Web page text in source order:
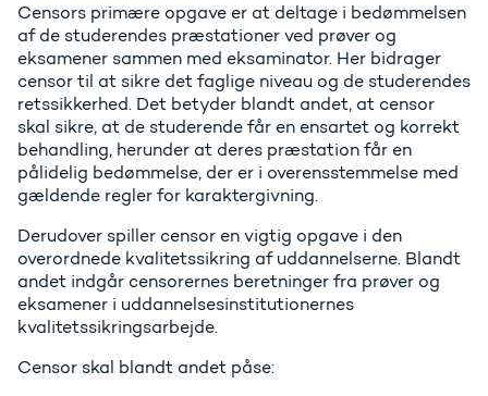
Censors primære opgave er at deltage i bedømmelsen
af de studerendes præstationer ved prøver og
eksamener sammen med eksaminator. Her bidrager
censor til at sikre det faglige niveau og de studerendes
retssikkerhed. Det betyder blandt andet, at censor
skal sikre, at de studerende får en ensartet og korrekt
behandling, herunder at deres præstation får en
pålidelig bedømmelse, der er i overensstemmelse med
gældende regler for karaktergivning.
Derudover spiller censor en vigtig opgave i den
overordnede kvalitetssikring af uddannelserne. Blandt
andet indgår censorernes beretninger fra prøver og
eksamener i uddannelsesinstitutionernes
kvalitetssikringsarbejde.
Censor skal blandt andet påse: